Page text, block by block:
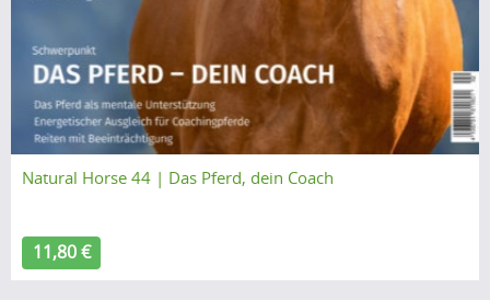
Natural Horse 44 | Das Pferd, dein Coach
11,80 €